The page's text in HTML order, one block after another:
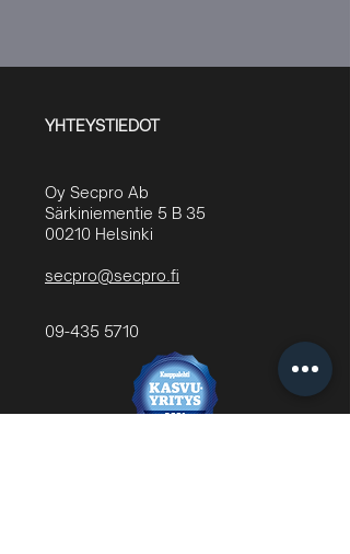
YHTEYSTIEDOT
Oy Secpro Ab
Särkiniementie 5 B 35
00210 Helsinki
secpro@secpro.fi
09-435 5710